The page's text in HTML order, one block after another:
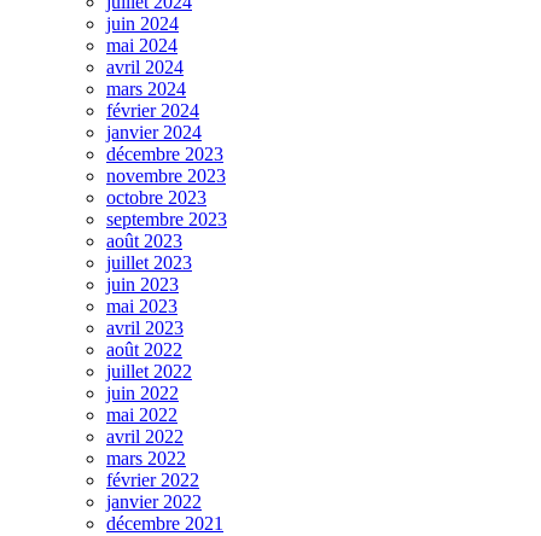
juin 2024
mai 2024
avril 2024
mars 2024
février 2024
janvier 2024
décembre 2023
novembre 2023
octobre 2023
septembre 2023
août 2023
juillet 2023
juin 2023
mai 2023
avril 2023
août 2022
juillet 2022
juin 2022
mai 2022
avril 2022
mars 2022
février 2022
janvier 2022
décembre 2021